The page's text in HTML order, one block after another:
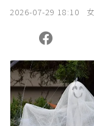
您當前剩餘
2026-07-29 18:10